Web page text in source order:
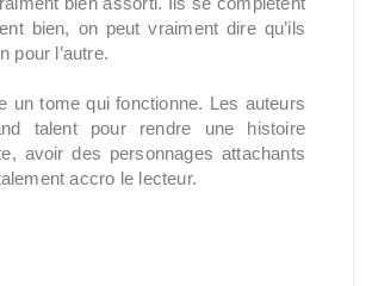
bien, on peut vraiment dire qu’ils
pour l’autre.
un tome qui fonctionne. Les auteurs
talent pour rendre une histoire
avoir des personnages attachants
accro le lecteur.